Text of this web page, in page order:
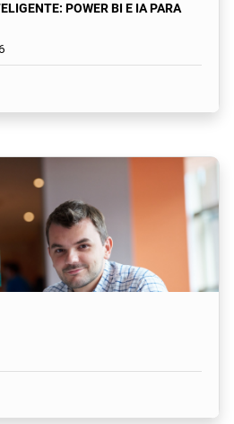
POWER BI E IA PARA